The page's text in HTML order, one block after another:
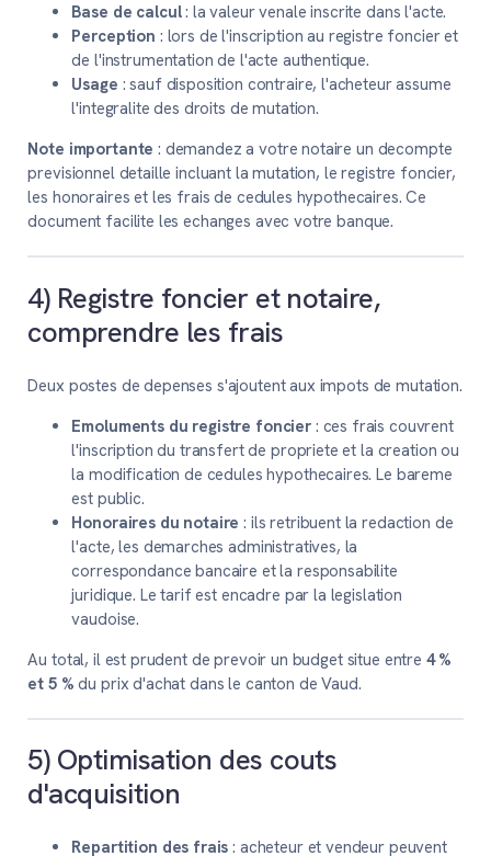
Base de calcul: la valeur venale inscrite dans l'acte.
Perception : lors de l'inscription au registre foncier et
de l'instrumentation de l'acte authentique.
Usage : sauf disposition contraire, l'acheteur assume
l'integralite des droits de mutation.
Note importante : demandez a votre notaire un decompte
previsionnel detaille incluant la mutation, le registre foncier,
les honoraires et les frais de cedules hypothecaires. Ce
document facilite les echanges avec votre banque.
4) Registre foncier et notaire,
comprendre les frais
Deux postes de depenses s'ajoutent aux impots de mutation.
Emoluments du registre foncier: ces frais couvrent
l'inscription du transfert de propriete et la creation ou
la modification de cedules hypothecaires. Le bareme
est public.
Honoraires du notaire : ils retribuent la redaction de
l'acte, les demarches administratives, la
correspondance bancaire et la responsabilite
juridique. Le tarif est encadre par la legislation
vaudoise.
Au total, il est prudent de prevoir un budget situe entre 4 %
et 5 % du prix d'achat dans le canton de Vaud.
5) Optimisation des couts
d'acquisition
Repartition des frais : acheteur et vendeur peuvent